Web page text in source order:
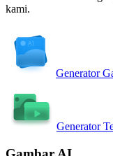
kami.
Generator
Generator